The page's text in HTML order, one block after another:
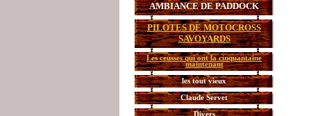
AMBIANCE DE PADDOCK
PILOTES DE MOTOCROSS
SAVOYARDS
Les ceusses qui ont la cinquantaine
maintenant
les tout vieux
Claude Servet
Divers